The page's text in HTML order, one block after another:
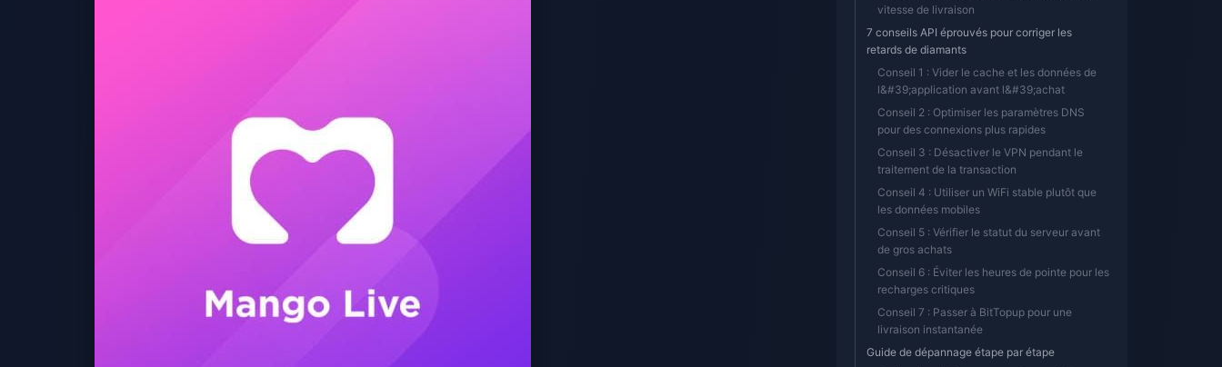
vitesse de livraison
7 conseils API éprouvés pour corriger les
retards de diamants
Conseil 1 : Vider le cache et les données de
l&#39;application avant l&#39;achat
Conseil 2 : Optimiser les paramètres DNS
pour des connexions plus rapides
Conseil 3 : Désactiver le VPN pendant le
traitement de la transaction
Conseil 4 : Utiliser un WiFi stable plutôt que
les données mobiles
Conseil 5 : Vérifier le statut du serveur avant
de gros achats
Conseil 6 : Éviter les heures de pointe pour les
recharges critiques
Conseil 7 : Passer à BitTopup pour une
livraison instantanée
Guide de dépannage étape par étape